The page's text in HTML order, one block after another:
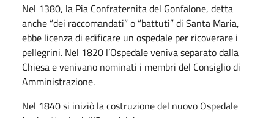
Nel 1380, la Pia Confraternita del Gonfalone, detta
anche “dei raccomandati” o “battuti” di Santa Maria,
ebbe licenza di edificare un ospedale per ricoverare i
pellegrini. Nel 1820 l’Ospedale veniva separato dalla
Chiesa e venivano nominati i membri del Consiglio di
Amministrazione.
Nel 1840 si iniziò la costruzione del nuovo Ospedale